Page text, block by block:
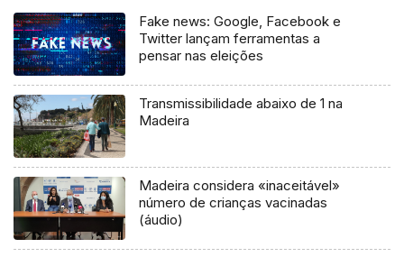
Fake news: Google, Facebook e
Twitter lançam ferramentas a
pensar nas eleições
Transmissibilidade abaixo de 1 na
Madeira
Madeira considera «inaceitável»
número de crianças vacinadas
(áudio)